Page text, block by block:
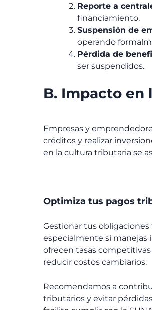
Reporte a
financiamiento.
Suspensión de
operando
Pérdida de
ser suspendidos.
B. Impacto en
Empresas y
créditos y realizar
en la cultura tributaria se
Optimiza tus pagos
Gestionar tus
especialmente si manejas
ofrecen tasas competitivas
reducir costos cambiarios.
Recomendamos a
tributarios y evitar